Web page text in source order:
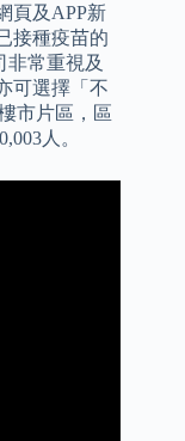
頁及APP新
接種疫苗的
非常重視及
可選擇「不
市片區，區
人。